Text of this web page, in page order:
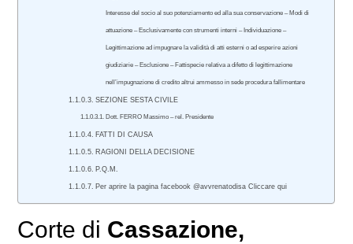
Interesse del socio al suo potenziamento ed alla sua conservazione – Modi di
attuazione – Esclusivamente con strumenti interni – Individuazione –
Legittimazione ad impugnare la validità di atti esterni o ad esperire azioni
giudiziarie – Esclusione – Fattispecie relativa a difetto di legittimazione
nell’impugnazione di credito altrui ammesso in sede procedura fallimentare
SEZIONE SESTA CIVILE
Dott. FERRO Massimo – rel. Presidente
FATTI DI CAUSA
RAGIONI DELLA DECISIONE
P.Q.M.
Per aprire la pagina facebook @avvrenatodisa Cliccare qui
Corte di Cassazione,